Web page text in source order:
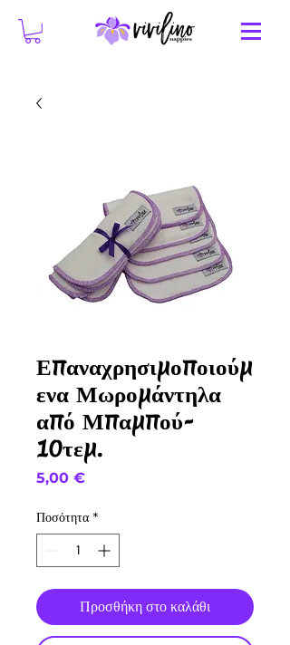
Επαναχρησιμοποιούμ
ενα Μωρομάντηλα
από Μπαμπού-
10τεμ.
5,00 €Τιμή
Ποσότητα *
Προσθήκη στο καλάθι